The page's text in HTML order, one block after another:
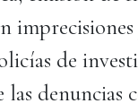
de
las denuncias